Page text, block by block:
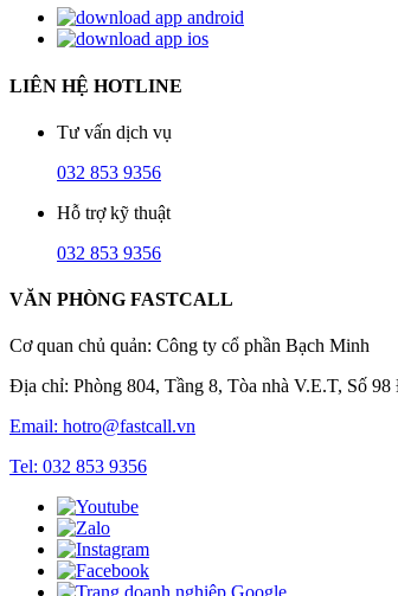
LIÊN HỆ HOTLINE
Tư vấn dịch vụ
032 853 9356
Hỗ trợ kỹ thuật
032 853 9356
VĂN PHÒNG FASTCALL
Cơ quan chủ quản: Công ty cổ phần Bạch Minh
Địa chỉ: Phòng 804, Tầng 8, Tòa nhà V.E.T, Số
Email: hotro@fastcall.vn
Tel: 032 853 9356